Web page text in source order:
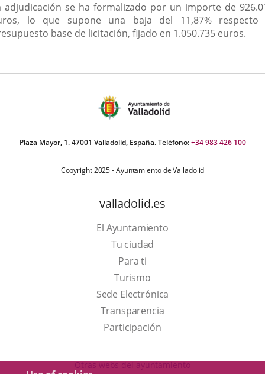
adjudicación se ha formalizado por un importe de
lo que supone una baja del 11,87% respecto
base de licitación, fijado en 1.050.735 euros.
Plaza Mayor, 1. 47001 Valladolid, España. Teléfono:+34 983 426 100
Copyright 2025 - Ayuntamiento de Valladolid
valladolid.es
El Ayuntamiento
Tu ciudad
Para ti
TurismoThis
link
will
open
a
Sede Electrónica
Transparencia
Participación
Otras webs del ayuntamiento